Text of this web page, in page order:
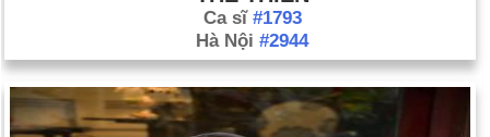
Ca sĩ #1793
Hà Nội #2944